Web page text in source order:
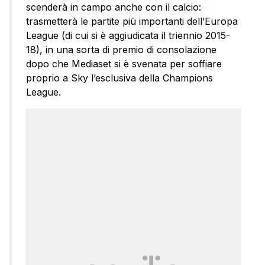
scenderà in campo anche con il calcio:
trasmetterà le partite più importanti dell’Europa
League (di cui si è aggiudicata il triennio 2015-
18), in una sorta di premio di consolazione
dopo che Mediaset si è svenata per soffiare
proprio a Sky l’esclusiva della Champions
League.